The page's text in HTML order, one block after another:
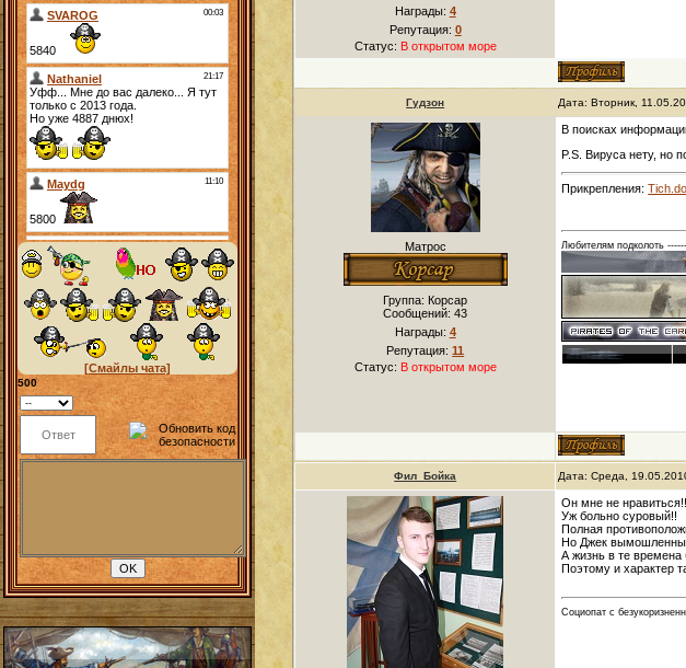
[Смайлы чата]
500
Награды: 4
Репутация: 0
Статус: В открытом море
Гудзон Дата: Вторник,
Матрос
Группа: Корсар
Сообщений:43
Награды: 4
Репутация:11
Статус: В открытом море
В поисках
P.S. Вируса нету, но
Прикрепления:
Любителям подколоть
Фил_Бойка Дата: Среда,
Он мне не
Уж больно суровый!!
Полная
Но Джек
А жизнь в те времена
Поэтому и характер
Социопат с